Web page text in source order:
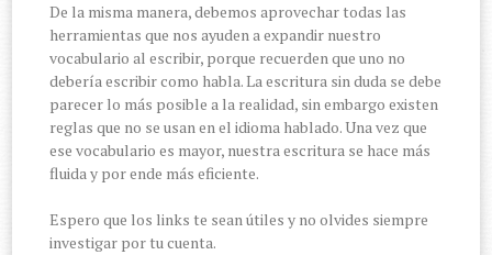
De la misma manera, debemos aprovechar todas las
herramientas que nos ayuden a expandir nuestro
vocabulario al escribir, porque recuerden que uno no
debería escribir como habla. La escritura sin duda se debe
parecer lo más posible a la realidad, sin embargo existen
reglas que no se usan en el idioma hablado. Una vez que
ese vocabulario es mayor, nuestra escritura se hace más
fluida y por ende más eficiente.
Espero que los links te sean útiles y no olvides siempre
investigar por tu cuenta.